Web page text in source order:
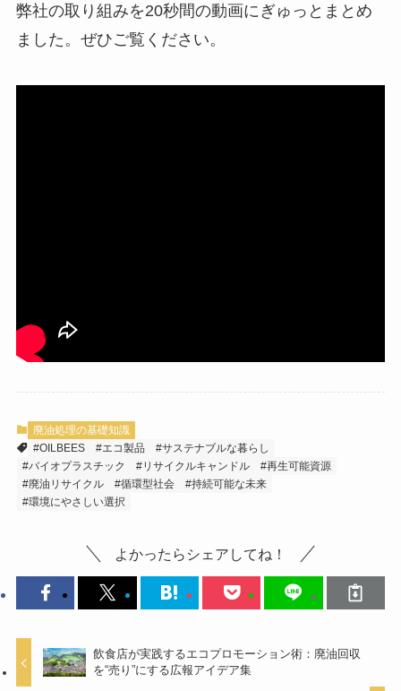
弊社の取り組みを20秒間の動画にぎゅっとまとめ
ました。ぜひご覧ください。
廃油処理の基礎知識
#OILBEES
#エコ製品
#サステナブルな暮らし
#バイオプラスチック
#リサイクルキャンドル
#再生可能資源
#廃油リサイクル
#循環型社会
#持続可能な未来
#環境にやさしい選択
よかったらシェアしてね！
飲食店が実践するエコプロモーション術：廃油回収
を“売り”にする広報アイデア集